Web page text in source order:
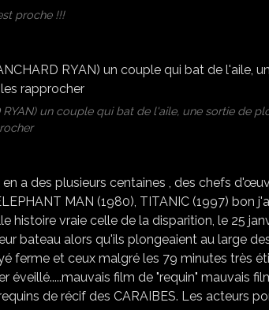
proche !!!
un couple qui bat de l'aile, une sortie de
a des plusieurs centaines , des chefs
MAN (1980), TITANIC (1997) bon
histoire vraie celle de la disparition, le 25
bateau alors qu'ils plongeaient au large
ferme et ceux malgré les 79 minutes très
film de "requin" mauvais
de récif des CARAIBES. Les acteurs